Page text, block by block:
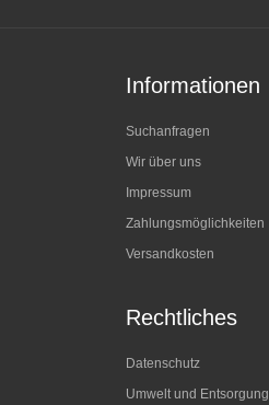
Informationen
Suchanfragen
Wir über uns
Impressum
Zahlungsmöglichkeiten
Versandkosten
Rechtliches
Datenschutz
Umwelt und Entsorgung